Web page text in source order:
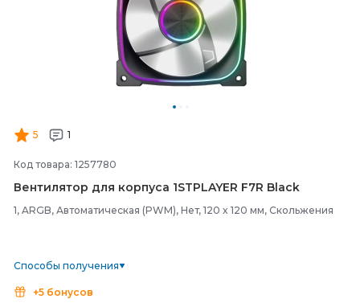
5 1
Код товара: 1257780
Вентилятор для корпуса 1STPLAYER F7R Black
1, ARGB, Автоматическая (PWM), Нет, 120 x 120 мм, Скольжения
Способы получения
+5 бонусов